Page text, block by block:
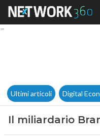
Il
Ultimi articoli Digital
Il miliardario